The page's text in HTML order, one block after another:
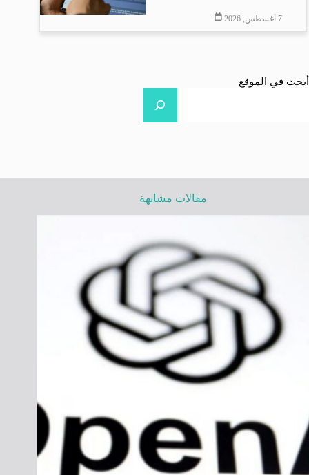
7 أغسطس, 2026
أبحث في الموقع
مقالات مشابهة